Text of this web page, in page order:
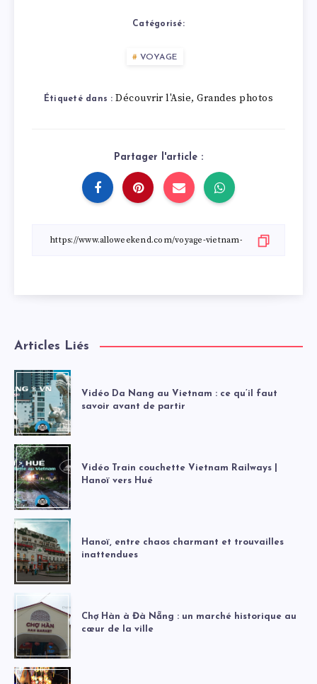
Catégorisé:
VOYAGE
Étiqueté dans : Découvrir l'Asie,Grandes photos
Partager l'article :
Articles Liés
Vidéo Da Nang au Vietnam : ce qu’il faut
savoir avant de partir
Vidéo Train couchette Vietnam Railways |
Hanoï vers Hué
Hanoï, entre chaos charmant et trouvailles
inattendues
Chợ Hàn à Đà Nẵng : un marché historique au
cœur de la ville